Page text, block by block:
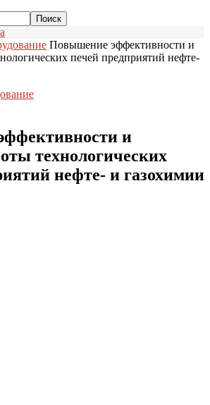
Повышение эффективности и
печей предприятий нефте-
и
технологических
нефте- и газохимии